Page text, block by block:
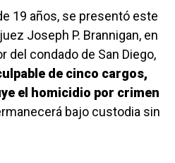
19 años, se presentó este
Joseph P. Brannigan, en
del condado de San Diego,
de cinco cargos,
el homicidio por crimen
bajo custodia sin